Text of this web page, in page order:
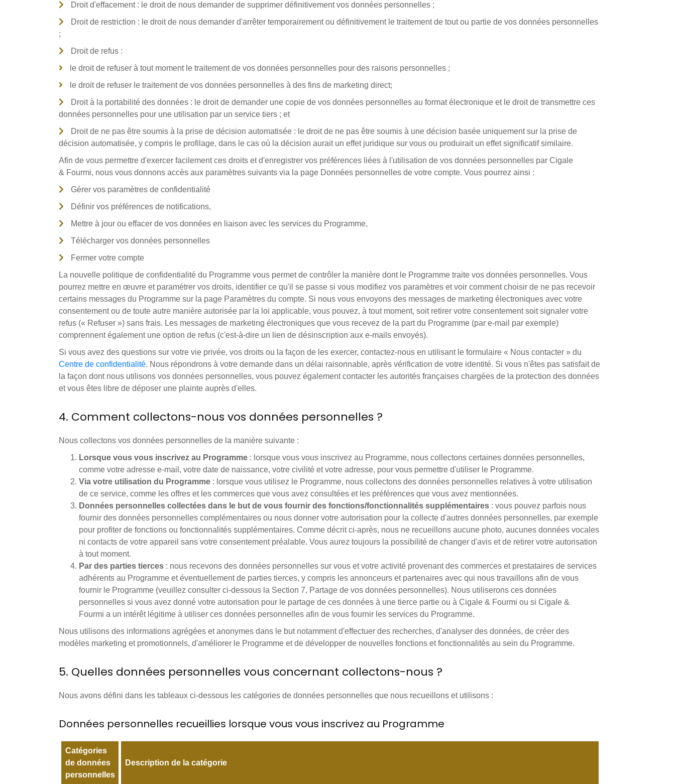
Droit d'effacement : le droit de nous demander de supprimer définitivement vos données personnelles ;
Droit de restriction : le droit de nous demander d'arrêter temporairement ou définitivement le traitement de tout ou partie de vos données personnelles
;
Droit de refus :
le droit de refuser à tout moment le traitement de vos données personnelles pour des raisons personnelles ;
le droit de refuser le traitement de vos données personnelles à des fins de marketing direct;
Droit à la portabilité des données : le droit de demander une copie de vos données personnelles au format électronique et le droit de transmettre ces
données personnelles pour une utilisation par un service tiers ; et
Droit de ne pas être soumis à la prise de décision automatisée : le droit de ne pas être soumis à une décision basée uniquement sur la prise de
décision automatisée, y compris le profilage, dans le cas où la décision aurait un effet juridique sur vous ou produirait un effet significatif similaire.
Afin de vous permettre d'exercer facilement ces droits et d'enregistrer vos préférences liées à l'utilisation de vos données personnelles par Cigale
& Fourmi, nous vous donnons accès aux paramètres suivants via la page Données personnelles de votre compte. Vous pourrez ainsi :
Gérer vos paramètres de confidentialité
Définir vos préférences de notifications,
Mettre à jour ou effacer de vos données en liaison avec les services du Programme,
Télécharger vos données personnelles
Fermer votre compte
La nouvelle politique de confidentialité du Programme vous permet de contrôler la manière dont le Programme traite vos données personnelles. Vous
pourrez mettre en œuvre et paramétrer vos droits, identifier ce qu'il se passe si vous modifiez vos paramètres et voir comment choisir de ne pas recevoir
certains messages du Programme sur la page Paramètres du compte. Si nous vous envoyons des messages de marketing électroniques avec votre
consentement ou de toute autre manière autorisée par la loi applicable, vous pouvez, à tout moment, soit retirer votre consentement soit signaler votre
refus (« Refuser ») sans frais. Les messages de marketing électroniques que vous recevez de la part du Programme (par e-mail par exemple)
comprennent également une option de refus (c'est-à-dire un lien de désinscription aux e-mails envoyés).
Si vous avez des questions sur votre vie privée, vos droits ou la façon de les exercer, contactez-nous en utilisant le formulaire « Nous contacter » du
Centre de confidentialité. Nous répondrons à votre demande dans un délai raisonnable, après vérification de votre identité. Si vous n'êtes pas satisfait de
la façon dont nous utilisons vos données personnelles, vous pouvez également contacter les autorités françaises chargées de la protection des données
et vous êtes libre de déposer une plainte auprès d'elles.
4. Comment collectons-nous vos données personnelles ?
Nous collectons vos données personnelles de la manière suivante :
Lorsque vous vous inscrivez au Programme : lorsque vous vous inscrivez au Programme, nous collectons certaines données personnelles,
comme votre adresse e-mail, votre date de naissance, votre civilité et votre adresse, pour vous permettre d'utiliser le Programme.
Via votre utilisation du Programme : lorsque vous utilisez le Programme, nous collectons des données personnelles relatives à votre utilisation
de ce service, comme les offres et les commerces que vous avez consultées et les préférences que vous avez mentionnées.
Données personnelles collectées dans le but de vous fournir des fonctions/fonctionnalités supplémentaires : vous pouvez parfois nous
fournir des données personnelles complémentaires ou nous donner votre autorisation pour la collecte d'autres données personnelles, par exemple
pour profiter de fonctions ou fonctionnalités supplémentaires. Comme décrit ci-après, nous ne recueillons aucune photo, aucunes données vocales
ni contacts de votre appareil sans votre consentement préalable. Vous aurez toujours la possibilité de changer d'avis et de retirer votre autorisation
à tout moment.
Par des parties tierces : nous recevons des données personnelles sur vous et votre activité provenant des commerces et prestataires de services
adhérents au Programme et éventuellement de parties tierces, y compris les annonceurs et partenaires avec qui nous travaillons afin de vous
fournir le Programme (veuillez consulter ci-dessous la Section 7, Partage de vos données personnelles). Nous utiliserons ces données
personnelles si vous avez donné votre autorisation pour le partage de ces données à une tierce partie ou à Cigale & Fourmi ou si Cigale &
Fourmi a un intérêt légitime à utiliser ces données personnelles afin de vous fournir les services du Programme.
Nous utilisons des informations agrégées et anonymes dans le but notamment d'effectuer des recherches, d'analyser des données, de créer des
modèles marketing et promotionnels, d'améliorer le Programme et de développer de nouvelles fonctions et fonctionnalités au sein du Programme.
5. Quelles données personnelles vous concernant collectons-nous ?
Nous avons défini dans les tableaux ci-dessous les catégories de données personnelles que nous recueillons et utilisons :
Données personnelles recueillies lorsque vous vous inscrivez au Programme
Catégories
de données
personnelles
Description de la catégorie